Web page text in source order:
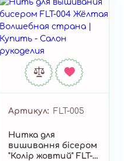
Артикул FLT-005
Нитка для
вишивання бісером
"Колір жовтий" FLT-